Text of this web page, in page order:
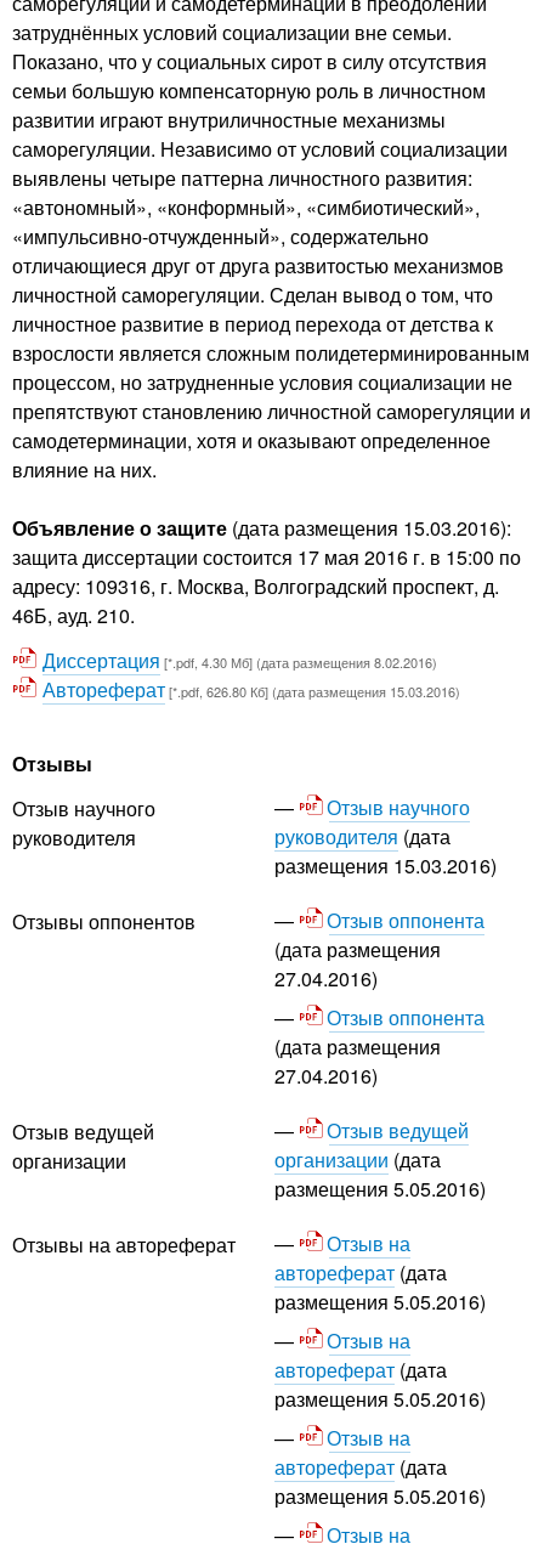
затруднённых условий социализации вне семьи.
Показано, что у социальных сирот в силу отсутствия
семьи большую компенсаторную роль в личностном
развитии играют внутриличностные механизмы
саморегуляции. Независимо от условий социализации
выявлены четыре паттерна личностного развития:
«автономный», «конформный», «симбиотический»,
«импульсивно-отчужденный», содержательно
отличающиеся друг от друга развитостью механизмов
личностной саморегуляции. Сделан вывод о том, что
личностное развитие в период перехода от детства к
взрослости является сложным полидетерминированным
процессом, но затрудненные условия социализации не
препятствуют становлению личностной саморегуляции и
самодетерминации, хотя и оказывают определенное
влияние на них.
Объявление о защите (дата размещения 15.03.2016):
защита диссертации состоится 17 мая 2016 г. в 15:00 по
адресу: 109316, г. Москва, Волгоградский проспект, д.
46Б, ауд. 210.
Диссертация [*.pdf, 4.30 Мб] (дата размещения 8.02.2016)
Автореферат[*.pdf, 626.80 Кб] (дата размещения 15.03.2016)
Отзывы
Отзыв научного
руководителя
Отзыв научного
руководителя (дата
размещения 15.03.2016)
Отзывы оппонентов
Отзыв оппонента
(дата размещения
27.04.2016)
Отзыв оппонента
(дата размещения
27.04.2016)
Отзыв ведущей
организации
Отзыв ведущей
организации (дата
размещения 5.05.2016)
Отзывы на автореферат
Отзыв на
автореферат (дата
размещения 5.05.2016)
Отзыв на
автореферат (дата
размещения 5.05.2016)
Отзыв на
автореферат (дата
размещения 5.05.2016)
Отзыв на